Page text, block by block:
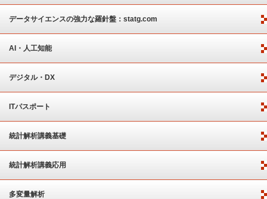
ート
データサイエンスの強力な羅針盤：statg.com
AI・人工知能
デジタル・DX
ITパスポート
統計解析講義基礎
統計解析講義応用
多変量解析